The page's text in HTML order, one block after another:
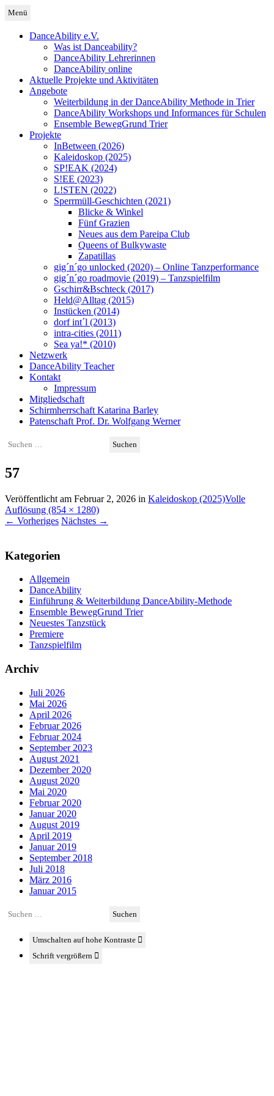
DanceAbility Deutschland
Menü
springen
DanceAbility e.V.
Was ist Danceability?
DanceAbility Lehrerinnen
DanceAbility online
Aktuelle Projekte und Aktivitäten
Angebote
Weiterbildung in der DanceAbility Methode in Trier
DanceAbility Workshops und Informances für Schulen
Ensemble BewegGrund Trier
Projekte
InBetween (2026)
Kaleidoskop (2025)
SP!EAK (2024)
S!EE (2023)
L!STEN (2022)
Sperrmüll-Geschichten (2021)
Blicke & Winkel
Fünf Grazien
Neues aus dem Pareipa Club
Queens of Bulkywaste
Zapatillas
gig´n´go unlocked (2020) – Online Tanzperformance
gig´n´go roadmovie (2019) – Tanzspielfilm
Gschirr&Bschteck (2017)
Held@Alltag (2015)
Instücken (2014)
dorf int´l (2013)
intra-cities (2011)
Sea ya!* (2010)
Netzwerk
DanceAbility Teacher
Kontakt
Impressum
Mitgliedschaft
Schirmherrschaft Katarina Barley
Patenschaft Prof. Dr. Wolfgang Werner
Suchen
57
Veröffentlicht am Februar 2, 2026 in Kaleidoskop (2025)Volle
Auflösung (854 × 1280)
← Vorheriges Nächstes →
Kategorien
Allgemein
DanceAbility
Einführung & Weiterbildung DanceAbility-Methode
Ensemble BewegGrund Trier
Neuestes Tanzstück
Premiere
Tanzspielfilm
Archiv
Juli 2026
Mai 2026
April 2026
Februar 2026
Februar 2024
September 2023
August 2021
Dezember 2020
August 2020
Mai 2020
Februar 2020
Januar 2020
August 2019
April 2019
Januar 2019
September 2018
Juli 2018
März 2016
Januar 2015
Suchen
Umschalten auf hohe Kontraste
Schrift vergrößern